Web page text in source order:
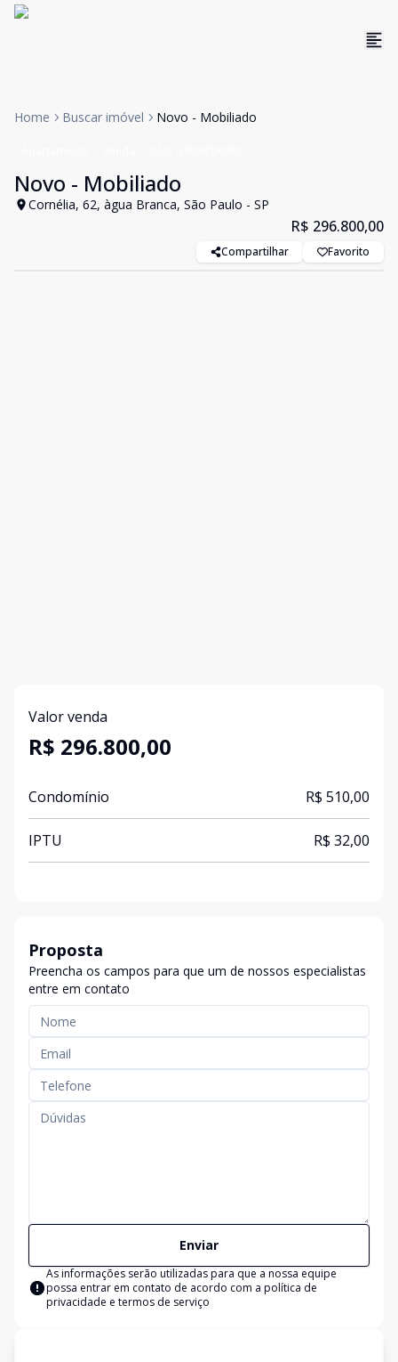
Home Buscar imóvel Novo - Mobiliado
Novo - Mobiliado
Cornélia, 62, àgua Branca, São Paulo - SP
R$ 296.800,00
Compartilhar Favorito
Valor venda
R$ 296.800,00
Condomínio R$ 510,00
IPTU R$ 32,00
Proposta
Preencha os campos para que um de nossos especialistas
entre em contato
Enviar
As informações serão utilizadas para que a nossa equipe
possa entrar em contato de acordo com a política de
privacidade e termos de serviço